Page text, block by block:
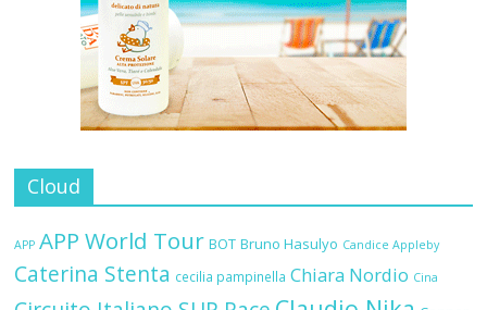
Cloud
APP APP World Tour BOT Bruno Hasulyo Candice Appleby
Caterina Stenta cecilia pampinella Chiara Nordio Cina